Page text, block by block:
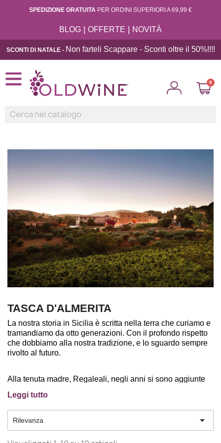
SPEDIZIONE GRATUITA PER ORDINI SUPERIORI A 69,99 €
BLOG | OFFERTE | NOVITÀ
SCONTI DI NATALE - Non farteli Scappare - Sconti oltre il 50%!!!!
TASCA D'ALMERITA
La nostra storia in Sicilia è scritta nella terra che curiamo e
tramandiamo da otto generazioni. Con il profondo rispetto
che dobbiamo alla nostra tradizione, e lo sguardo sempre
rivolto al futuro.
Alla tenuta madre, Regaleali, negli anni si sono aggiunte
sull’Etna; la storica tenuta Whitaker nell’antica isola Mozia;
e Sallier de La Tour, a Monreale. In un preciso progetto di
valorizzazione delle varietà autoctone e dei territori a più
alta vocazione vitivinicola.
Leggi tutto
Rilevanza 